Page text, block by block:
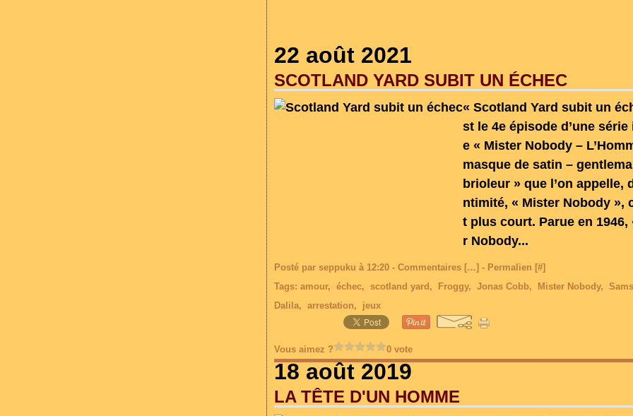
22 août 2021
SCOTLAND YARD SUBIT UN ÉCHEC
« Scotland Yard subit un
st le 4e épisode d’une
e « Mister Nobody –
masque de satin –
brioleur » que l’on appelle,
ntimité, « Mister Nobody »,
t plus court. Parue en 1946,
r Nobody...
Posté par seppuku à 12:20 - Commentaires […] - Permalien [#]
Tags: amour, échec, scotland yard , Froggy, Jonas Cobb, Mister Nobody,
Dalila, arrestation, jeux
Vous aimez ? 0 vote
18 août 2019
LA TÊTE D'UN HOMME